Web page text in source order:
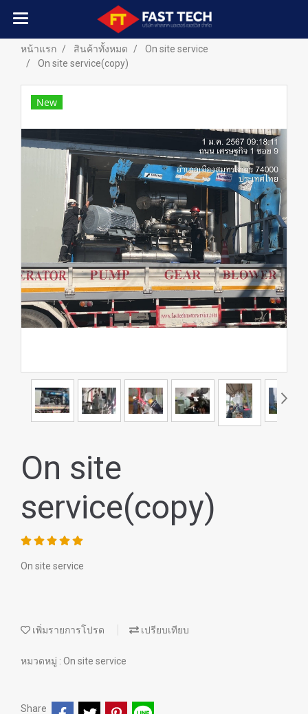
หน้าแรก สินค้าทั้งหมด
On site service
On site service(copy)
New
On site
service(copy)
On site service
เพิ่มรายการโปรด เปรียบเทียบ
หมวดหมู่ : On site service
Share